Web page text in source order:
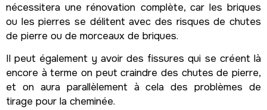
nécessitera une rénovation complète, car les briques
ou les pierres se délitent avec des risques de chutes
de pierre ou de morceaux de briques.
Il peut également y avoir des fissures qui se créent là
encore à terme on peut craindre des chutes de pierre,
et on aura parallèlement à cela des problèmes de
tirage pour la cheminée.